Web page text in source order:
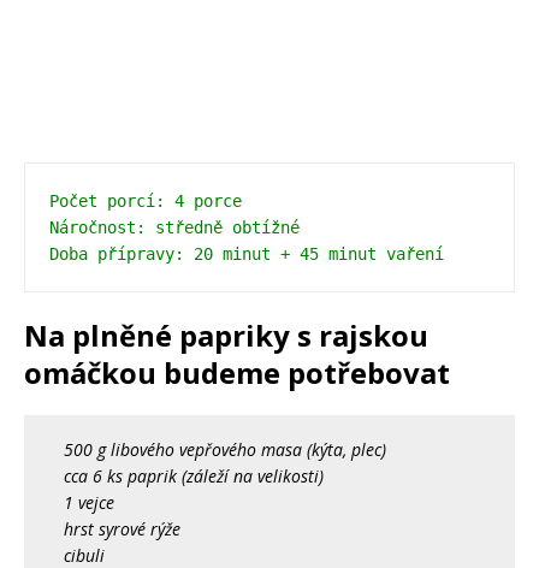
Počet porcí: 4 porce
Náročnost: středně obtížné
Doba přípravy: 20 minut + 45 minut vaření
Na plněné papriky s rajskou
omáčkou budeme potřebovat
500 g libového vepřového masa (kýta, plec)
cca 6 ks paprik (záleží na velikosti)
1 vejce
hrst syrové rýže
cibuli